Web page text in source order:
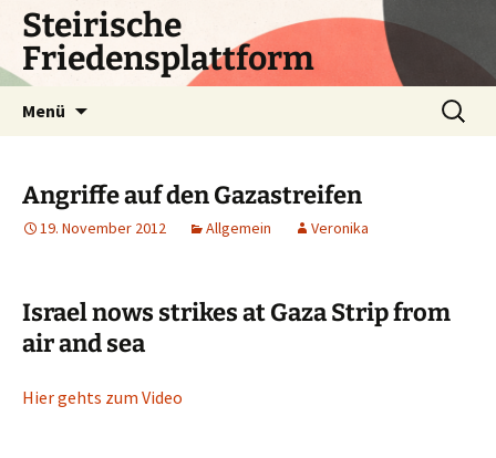
Zum
Inhalt
springen
Steirische
Friedensplattform
Menü
Suchen
nach:
Angriffe auf den Gazastreifen
19. November 2012 Allgemein Veronika
Israel nows strikes at Gaza Strip from
air and sea
Hier gehts zum Video